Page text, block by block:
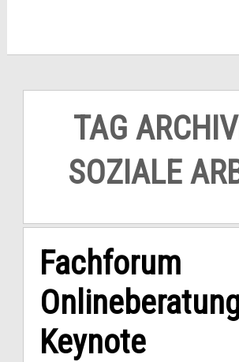
TAG
SOZIALE
Fachforum
Keynote